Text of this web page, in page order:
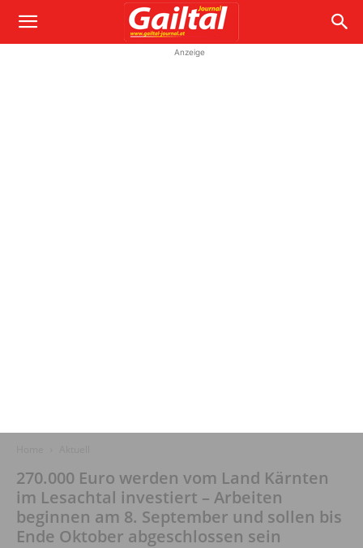
Anzeige
270.000 Euro werden vom Land Kärnten
im Lesachtal investiert – Arbeiten
beginnen am 8. September und sollen bis
Ende Oktober abgeschlossen sein